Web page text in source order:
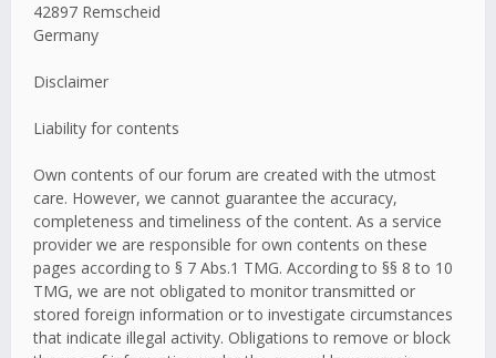
42897 Remscheid
Germany
Disclaimer
Liability for contents
Own contents of our forum are created with the utmost
care. However, we cannot guarantee the accuracy,
completeness and timeliness of the content. As a service
provider we are responsible for own contents on these
pages according to § 7 Abs.1 TMG. According to §§ 8 to 10
TMG, we are not obligated to monitor transmitted or
stored foreign information or to investigate circumstances
that indicate illegal activity. Obligations to remove or block